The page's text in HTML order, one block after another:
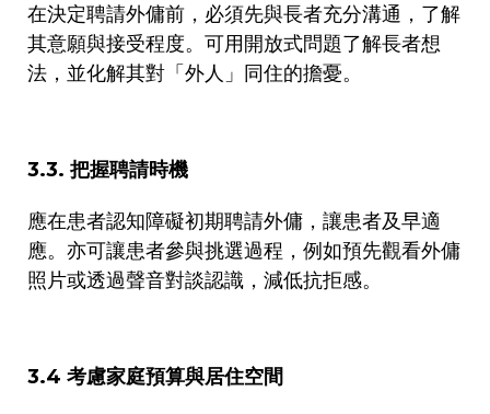
在決定聘請外傭前，必須先與長者充分溝通，了解
其意願與接受程度。可用開放式問題了解長者想
法，並化解其對「外人」同住的擔憂。
3.3. 把握聘請時機
應在患者認知障礙初期聘請外傭，讓患者及早適
應。亦可讓患者參與挑選過程，例如預先觀看外傭
照片或透過聲音對談認識，減低抗拒感。
3.4 考慮家庭預算與居住空間